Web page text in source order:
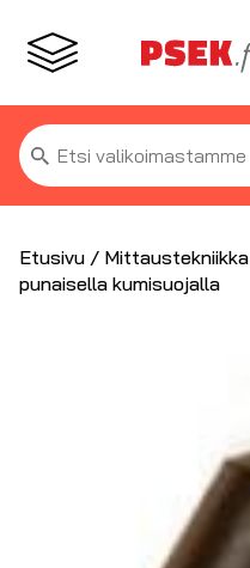
Etsi:
Etusivu / Mittaustekniikka
punaisella kumisuojalla